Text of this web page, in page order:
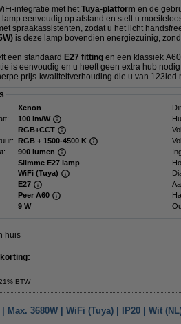
integratie met het Tuya-platform en de
lamp eenvoudig op afstand en stelt u
spraakassistenten, zodat u het licht
is deze lamp bovendien energiezuinig,
een standaard E27 fitting en een klassiek
is eenvoudig en u heeft geen extra hub
prijs-kwaliteitverhouding die u van
Xenon
100 lm/W
RGB+CCT
RGB + 1500-4500 K
900 lumen
Slimme E27 lamp
WiFi (Tuya)
E27
Peer A60
9 W
huis
BTW
3680W | WiFi (Tuya) | IP20 | Wit